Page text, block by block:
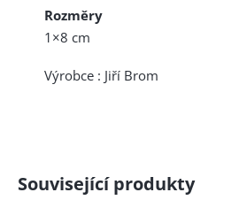
Rozměry
1×8 cm
Výrobce : Jiří Brom
Související produkty